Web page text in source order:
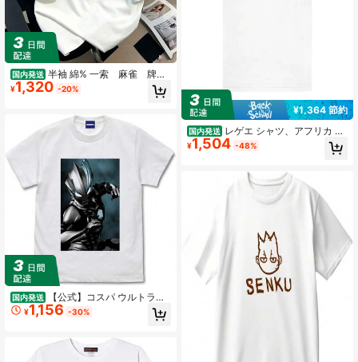
国内発送 半袖 綿% 一索 麻雀 牌
シャツ おもしろ グッズ 服 面白
いシャツ 文字入り 面白い 文字 ネタ
¥1,320 -20%
国内発送
【公式】コスパ ウルトラマ
ンブレーザー ウルトラマン ブレーザ
ーTシャツ WHITE Lサイズ
¥1,156 -30%
¥1,364 節約
国内発送 レゲエ シャツ、アフリカ シ
ャツ、ママ アフリカ シャツ、アカエ
ベカ、ヴォーン ベンジャミン、ミッ
諸島 シャツ、ユニセックス シャツ
¥1,504 -48%